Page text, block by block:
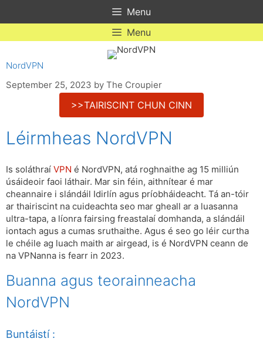
Menu
Menu
NordVPN
September 25, 2023 by The Croupier
>>TAIRISCINT CHUN CINN
Léirmheas NordVPN
Is soláthraí VPN é NordVPN, atá roghnaithe ag 15 milliún
úsáideoir faoi láthair. Mar sin féin, aithnítear é mar
cheannaire i slándáil Idirlín agus príobháideacht. Tá an-tóir
ar thairiscint na cuideachta seo mar gheall ar a luasanna
ultra-tapa, a líonra fairsing freastalaí domhanda, a slándáil
iontach agus a cumas sruthaithe. Agus é seo go léir curtha
le chéile ag luach maith ar airgead, is é NordVPN ceann de
na VPNanna is fearr in 2023.
Buanna agus teorainneacha
NordVPN
Buntáistí :